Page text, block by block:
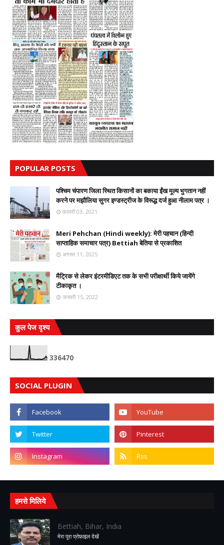
POPULAR POSTS
पश्चिम चंपारण जिला स्थित किसानों का बकाया ईंख मूल्य भुगतान नहीं
करने पर मझौलिया सुगर इण्डस्ट्रीज के विरूद्ध दर्ज हुआ नीलाम पत्र ।
फ़रवरी 03, 2021
Meri Pehchan (Hindi weekly): मेरी पहचान (हिन्दी
साप्ताहिक समाचार पत्र) Bettiah बेतिया से प्रकाशित
अगस्त 11, 2025
मैट्रिक से लेकर इंटरमीडिएट तक के सभी परीक्षार्थी किये जायेंगे
टीकाकृत ।
जनवरी 15, 2022
कुल पेज दृश्य
336470
SOCIAL PLUGIN
हमसे मिलिये
Bettiah, Bihar, India
मेरा पूरा प्रोफ़ाइल देखें